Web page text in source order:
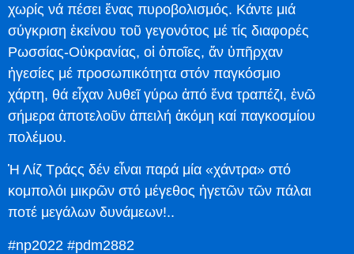
χωρίς νά πέσει ἕνας πυροβολισμός. Κάντε μιά
σύγκριση ἐκείνου τοῦ γεγονότος μέ τίς διαφορές
Ρωσσίας-Οὐκρανίας, οἱ ὁποῖες, ἄν ὑπῆρχαν
ἡγεσίες μέ προσωπικότητα στόν παγκόσμιο
χάρτη, θά εἶχαν λυθεῖ γύρω ἀπό ἕνα τραπέζι, ἐνῶ
σήμερα ἀποτελοῦν ἀπειλή ἀκόμη καί παγκοσμίου
πολέμου.
Ἡ Λίζ Τράςς δέν εἶναι παρά μία «χάντρα» στό
κομπολόι μικρῶν στό μέγεθος ἡγετῶν τῶν πάλαι
ποτέ μεγάλων δυνάμεων!..
#np2022 #pdm2882